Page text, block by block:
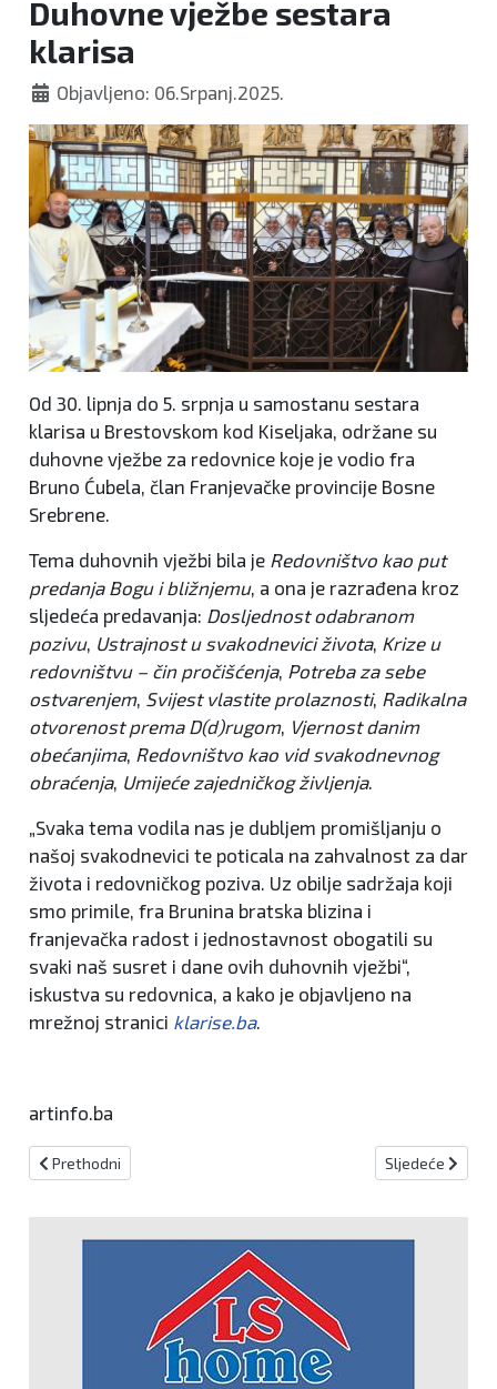
Duhovne vježbe sestara
klarisa
Objavljeno: 06.Srpanj.2025.
Od 30. lipnja do 5. srpnja u samostanu sestara
klarisa u Brestovskom kod Kiseljaka, održane su
duhovne vježbe za redovnice koje je vodio fra
Bruno Ćubela, član Franjevačke provincije Bosne
Srebrene.
Tema duhovnih vježbi bila je Redovništvo kao put
predanja Bogu i bližnjemu, a ona je razrađena kroz
sljedeća predavanja: Dosljednost odabranom
pozivu, Ustrajnost u svakodnevici života, Krize u
redovništvu – čin pročišćenja, Potreba za sebe
ostvarenjem, Svijest vlastite prolaznosti, Radikalna
otvorenost prema D(d)rugom, Vjernost danim
obećanjima, Redovništvo kao vid svakodnevnog
obraćenja, Umijeće zajedničkog življenja.
„Svaka tema vodila nas je dubljem promišljanju o
našoj svakodnevici te poticala na zahvalnost za dar
života i redovničkog poziva. Uz obilje sadržaja koji
smo primile, fra Brunina bratska blizina i
franjevačka radost i jednostavnost obogatili su
svaki naš susret i dane ovih duhovnih vježbi“,
iskustva su redovnica, a kako je objavljeno na
mrežnoj stranici klarise.ba.
artinfo.ba
Prethodni članak: GSS spasio više stranaca na području
Prethodni Sljedeći
Sljedeće